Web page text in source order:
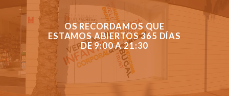
OS RECORDAMOS QUE
ESTAMOS ABIERTOS 365 DÍAS
DE 9:00 A 21:30